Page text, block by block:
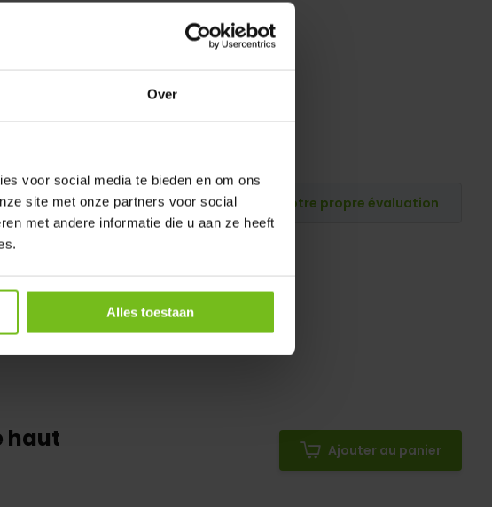
Over
voor social media te bieden en om ons
site met onze partners voor social
met andere informatie die u aan ze heeft
Alles toestaan
Publiez votre propre évaluation
haut Ajouter au panier